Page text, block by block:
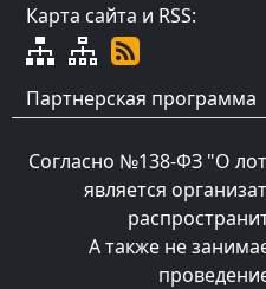
Карта сайта и RSS:
Партнерская программа
Согласно №138-ФЗ "О
является
А также не